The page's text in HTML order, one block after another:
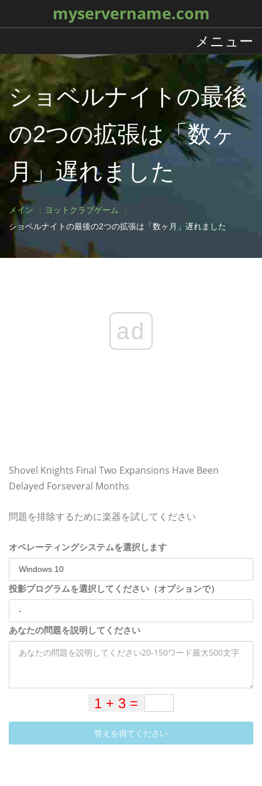
myservername.com
メニュー
ショベルナイトの最後
の2つの拡張は「数ヶ
月」遅れました
メイン
ヨットクラブゲーム
ショベルナイトの最後の2つの拡張は「数ヶ月」遅れました
ad
Shovel Knights Final Two Expansions Have Been
Delayed Forseveral Months
問題を排除するために楽器を試してください
オペレーティングシステムを選択します
投影プログラムを選択してください（オプションで）
あなたの問題を説明してください
答えを得てください